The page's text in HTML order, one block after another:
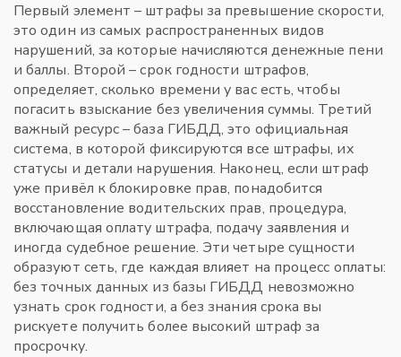
Первый элемент – штрафы за превышение скорости,
это один из самых распространенных видов
нарушений, за которые начисляются денежные пени
и баллы. Второй –срок годности штрафов,
определяет, сколько времени у вас есть, чтобы
погасить взыскание без увеличения суммы. Третий
важный ресурс –база ГИБДД,это официальная
система, в которой фиксируются все штрафы, их
статусы и детали нарушения. Наконец, если штраф
уже привёл к блокировке прав, понадобится
восстановление водительских прав, процедура,
включающая оплату штрафа, подачу заявления и
иногда судебное решение. Эти четыре сущности
образуют сеть, где каждая влияет на процесс оплаты:
без точных данных из базы ГИБДД невозможно
узнать срок годности, а без знания срока вы
рискуете получить более высокий штраф за
просрочку.